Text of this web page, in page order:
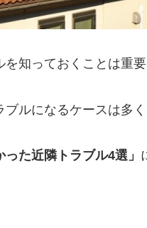
知っておくことは重要
ルになるケースは多く
た近隣トラブル4選」